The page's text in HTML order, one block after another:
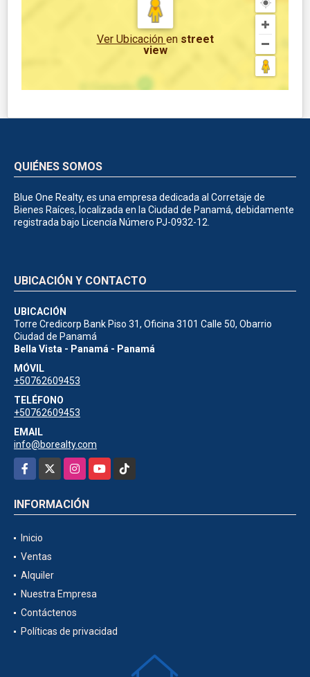
Ver Ubicación en street
view
QUIÉNES SOMOS
Blue One Realty, es una empresa dedicada al Corretaje de
Bienes Raíces, localizada en la Ciudad de Panamá, debidamente
registrada bajo Licencía Número PJ-0932-12.
UBICACIÓN Y CONTACTO
UBICACIÓN
Torre Credicorp Bank Piso 31, Oficina 3101 Calle 50, Obarrio
Ciudad de Panamá
Bella Vista - Panamá - Panamá
MÓVIL
+50762609453
TELÉFONO
+50762609453
EMAIL
info@borealty.com
Facebook
InstagramYouTubeTikTok
INFORMACIÓN
Inicio
Ventas
Alquiler
Nuestra Empresa
Contáctenos
Políticas de privacidad